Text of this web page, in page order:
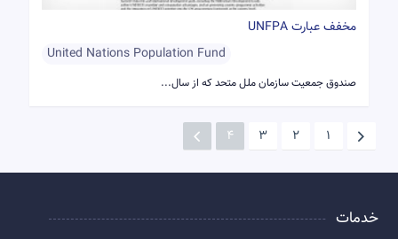
مخفف عبارت UNFPA
United Nations Population Fund
صندوق جمعیت سازمان ملل متحد که از سال...
1
2
3
4
خدمات